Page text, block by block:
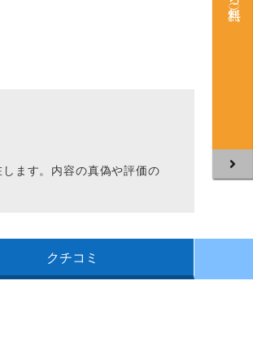
ます。内容の真偽や評価の
クチコミ